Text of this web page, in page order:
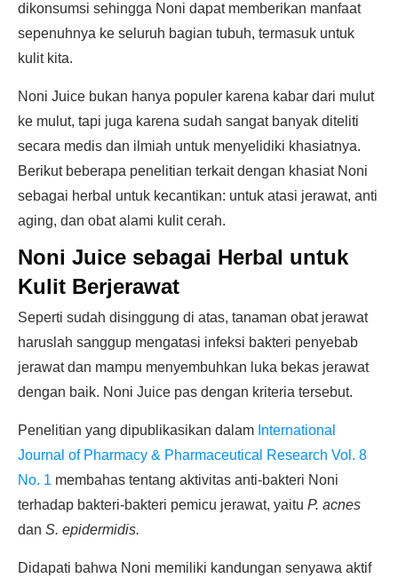
dikonsumsi sehingga Noni dapat memberikan manfaat
sepenuhnya ke seluruh bagian tubuh, termasuk untuk
kulit kita.
Noni Juice bukan hanya populer karena kabar dari mulut
ke mulut, tapi juga karena sudah sangat banyak diteliti
secara medis dan ilmiah untuk menyelidiki khasiatnya.
Berikut beberapa penelitian terkait dengan khasiat Noni
sebagai herbal untuk kecantikan: untuk atasi jerawat, anti
aging, dan obat alami kulit cerah.
Noni Juice sebagai Herbal untuk
Kulit Berjerawat
Seperti sudah disinggung di atas, tanaman obat jerawat
haruslah sanggup mengatasi infeksi bakteri penyebab
jerawat dan mampu menyembuhkan luka bekas jerawat
dengan baik. Noni Juice pas dengan kriteria tersebut.
Penelitian yang dipublikasikan dalam International
Journal of Pharmacy & Pharmaceutical Research Vol. 8
No. 1 membahas tentang aktivitas anti-bakteri Noni
terhadap bakteri-bakteri pemicu jerawat, yaitu P. acnes
dan S. epidermidis.
Didapati bahwa Noni memiliki kandungan senyawa aktif